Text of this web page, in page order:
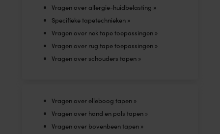
Vragen over allergie-huidbelasting »
Specifieke tapetechnieken »
Vragen over nek tape toepassingen »
Vragen over rug tape toepassingen »
Vragen over schouders tapen »
Vragen over elleboog tapen »
Vragen over hand en pols tapen »
Vragen over bovenbeen tapen »